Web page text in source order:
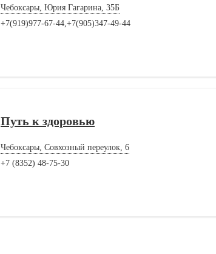
Чебоксары, Юрия Гагарина, 35Б
+7(919)977-67-44,+7(905)347-49-44
Путь к здоровью
Чебоксары, Совхозный переулок, 6
+7 (8352) 48-75-30